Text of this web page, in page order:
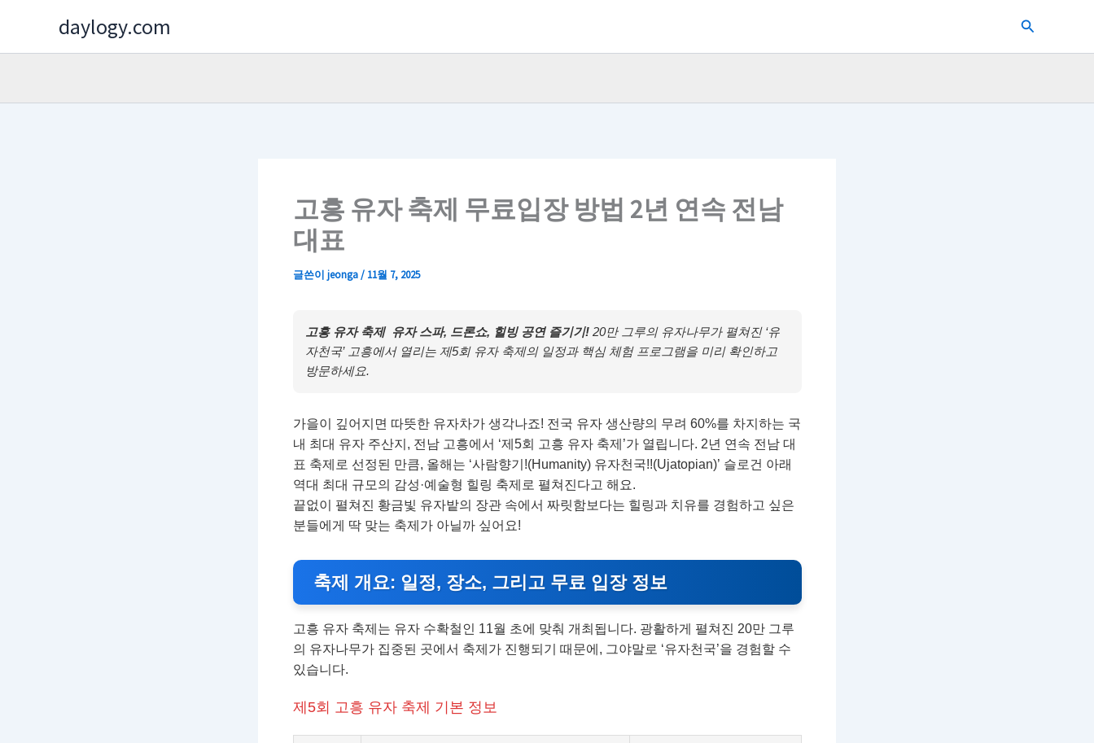
츠
건
daylogy.com
검
고흥 유자 축제 무료입장 방법 2년 연속 전남
대표
글쓴이 jeonga/ 11월 7, 2025
고흥 유자 축제 유자 스파, 드론쇼, 힐빙 공연 즐기기!20만 그루의 유자나무가 펼쳐진 ‘유
자천국’ 고흥에서 열리는 제5회 유자 축제의 일정과 핵심 체험 프로그램을 미리 확인하고
방문하세요.
가을이 깊어지면 따뜻한 유자차가 생각나죠! 전국 유자 생산량의 무려 60%를 차지하는 국
내 최대 유자 주산지, 전남 고흥에서 ‘제5회 고흥 유자 축제’가 열립니다. 2년 연속 전남 대
표 축제로 선정된 만큼, 올해는 ‘사람향기!(Humanity) 유자천국!!(Ujatopian)’ 슬로건 아래
역대 최대 규모의 감성·예술형 힐링 축제로 펼쳐진다고 해요.
끝없이 펼쳐진 황금빛 유자밭의 장관 속에서 짜릿함보다는 힐링과 치유를 경험하고 싶은
분들에게 딱 맞는 축제가 아닐까 싶어요!
축제 개요: 일정, 장소, 그리고 무료 입장 정보
고흥 유자 축제는 유자 수확철인 11월 초에 맞춰 개최됩니다. 광활하게 펼쳐진 20만 그루
의 유자나무가 집중된 곳에서 축제가 진행되기 때문에, 그야말로 ‘유자천국’을 경험할 수
있습니다.
제5회 고흥 유자 축제 기본 정보